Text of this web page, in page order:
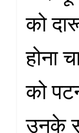
को
होना
को
उनके